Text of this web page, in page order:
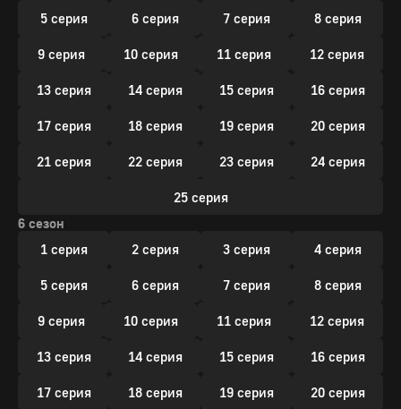
5 серия 6 серия 7 серия 8 серия
9 серия 10 серия 11 серия 12 серия
13 серия 14 серия 15 серия 16 серия
17 серия 18 серия 19 серия 20 серия
21 серия 22 серия 23 серия 24 серия
25 серия
6 сезон
1 серия
2 серия 3 серия 4 серия
5 серия 6 серия 7 серия 8 серия
9 серия 10 серия 11 серия 12 серия
13 серия 14 серия 15 серия 16 серия
17 серия 18 серия 19 серия
20 серия